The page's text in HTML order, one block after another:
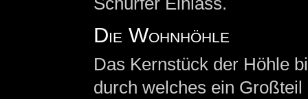
Die Wohnhöhle
Das Kernstück der Höhle
durch welches ein